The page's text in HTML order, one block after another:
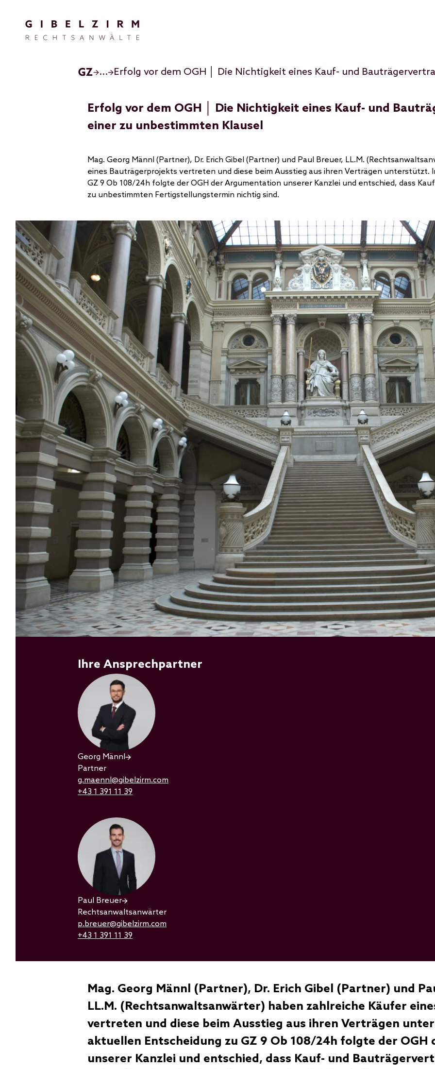
...
Erfolg vor dem OGH │ Die Nichtigkeit eines Kauf- und
einer zu unbestimmten Klausel
Mag. Georg Männl (Partner), Dr. Erich Gibel (Partner) und Paul Breuer, LL.M.
eines Bauträgerprojekts vertreten und diese beim Ausstieg aus ihren Verträgen unterstützt.
GZ 9 Ob 108/24h folgte der OGH der Argumentation unserer Kanzlei und entschied, dass
zu unbestimmten Fertigstellungstermin nichtig sind.
Ihre Ansprechpartner
Georg Männl
Partner
g.maennl@gibelzirm.com
+43 1 391 11 39
Paul Breuer
Rechtsanwaltsanwärter
p.breuer@gibelzirm.com
+43 1 391 11 39
Mag. Georg Männl (Partner), Dr. Erich Gibel (Partner) und
LL.M. (Rechtsanwaltsanwärter) haben zahlreiche Käufer
vertreten und diese beim Ausstieg aus ihren Verträgen
aktuellen Entscheidung zu GZ 9 Ob 108/24h folgte der
unserer Kanzlei und entschied, dass Kauf- und